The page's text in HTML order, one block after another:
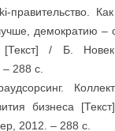
демократию –
[Текст] / Б.
288 с.
бизнеса
2012. – 288 с.